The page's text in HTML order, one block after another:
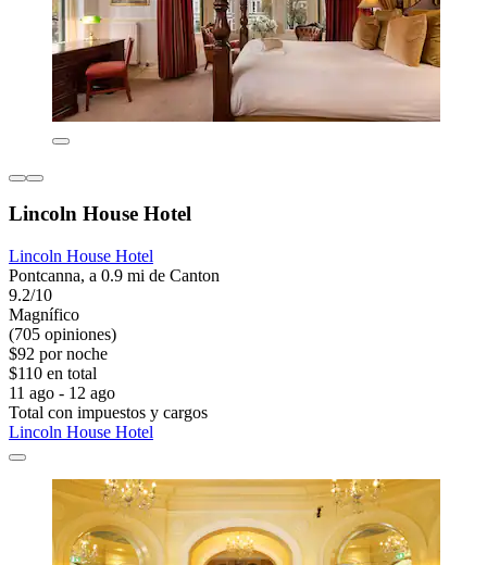
Lincoln House Hotel
Lincoln House Hotel
Pontcanna, a 0.9 mi de Canton
9.2/10
Magnífico
(705 opiniones)
$92 por noche
$110 en total
11 ago - 12 ago
Total con impuestos y cargos
Lincoln House Hotel